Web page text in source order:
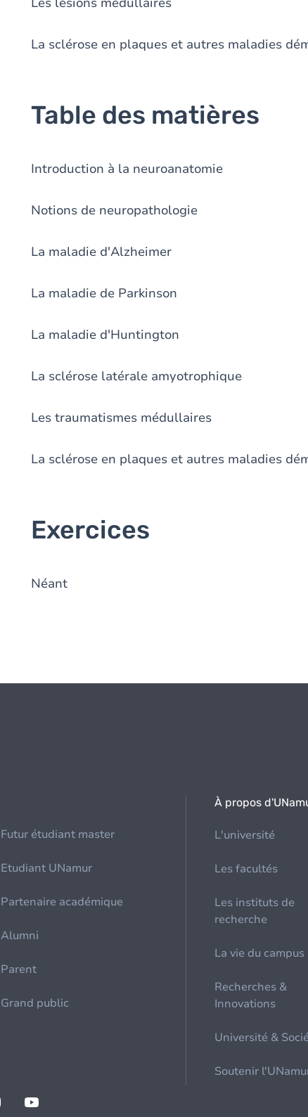
La sclérose en plaques et autres maladies
Table des matières
Introduction à la neuroanatomie
Notions de neuropathologie
La maladie d'Alzheimer
La maladie de Parkinson
La maladie d'Huntington
La sclérose latérale amyotrophique
Les traumatismes médullaires
La sclérose en plaques et autres maladies
Exercices
Néant
Futur étudiant master
Etudiant UNamur
Partenaire académique
Alumni
Parent
Grand public
À propos
L'université
Les facultés
Les instituts de
recherche
La vie du campus
Recherches &
Innovations
Université &
Soutenir